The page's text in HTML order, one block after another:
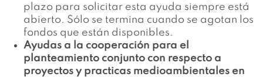
plazo para solicitar esta ayuda siempre está
abierto. Sólo se termina cuando se agotan los
fondos que están disponibles.
Ayudas a la cooperación para el
planteamiento conjunto con respecto a
proyectos y practicas medioambientales en